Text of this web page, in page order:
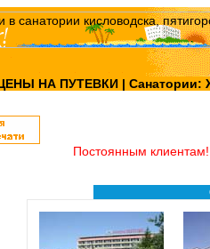
НА ПУТЕВКИ| Санатории:
Постоянным клиентам!